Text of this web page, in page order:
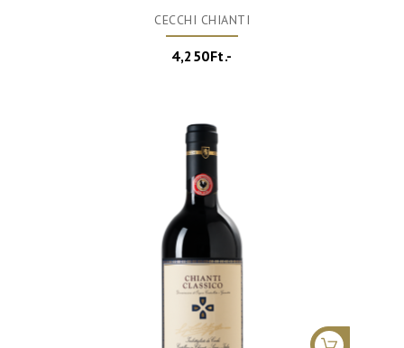
CECCHI CHIANTI
4,250Ft.-